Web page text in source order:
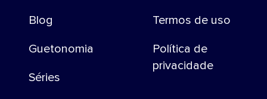
Blog
Guetonomia
Séries
Termos de uso
Política de
privacidade